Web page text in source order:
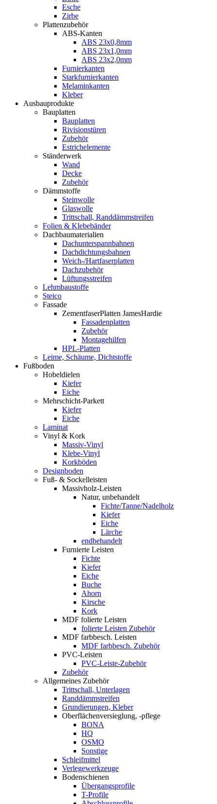
Esche
Zirbe
Plattenzubehör
ABS-Kanten
ABS 23x0,8mm
ABS 23x1,0mm
ABS 23x2,0mm
Furnierkanten
Starkfurnierkanten
Melaminkanten
Kleber
Ausbauprodukte
Bauplatten
Bauplatten
Rivisionstüren
Zubehör
Estrichelemente
Ständerwerk
Wand
Decke
Zubehör
Dämmstoffe
Steinwolle
Glaswolle
Trittschall, Randdämmstreifen
Folien & Klebebänder
Dachbaumaterialien
Dachunterspannbahnen
Dachdichtungsbahnen
Weich-/Hartfaserplatten
Dachzubehör
Lüftungsstreifen
Lehmbaustoffe
Steico
Fassade
ZementfaserPlatten JamesHardie
Fassadenplatten
Zubehör
Montagehilfen
HPL-Platten
Leime, Schäume, Dichtstoffe
Fußboden
Hobeldielen
Kiefer
Eiche
Mehrschicht-Parkett
Kiefer
Eiche
Laminat
Vinyl & Kork
Massiv-Vinyl
Klebe-Vinyl
Korkböden
Designboden
Fuß- & Sockelleisten
Massivholz-Leisten
Natur, unbehandelt
Fichte/Tanne/Nadelholz
Kiefer
Eiche
Lärche
endbehandelt
Furnierte Leisten
Fichte
Kiefer
Eiche
Buche
Ahorn
Kirsche
Kork
MDF folierte Leisten
folierte Leisten Zubehör
MDF farbbesch. Leisten
MDF farbbesch. Zubehör
PVC-Leisten
PVC-Leiste-Zubehör
Zubehör
Allgemeines Zubehör
Trittschall, Unterlagen
Randdämmstreifen
Grundierungen, Kleber
Oberflächenversieglung, -pflege
BONA
HQ
OSMO
Sonstige
Schleifmittel
Verlegewerkzeuge
Bodenschienen
Übergangsprofile
T-Profile